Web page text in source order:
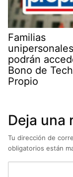
Familias
unipersonales
podrán
Bono de
Propio
Deja una
Tu dirección de
obligatorios están